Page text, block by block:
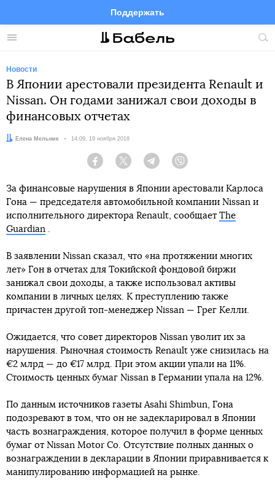
Меню
Поддержать
FacebookTelegramTwitter
Новости
В Японии арестовали президента Renault и
Nissan. Он годами занижал свои доходы в
финансовых отчетах
Автор:Елена Мельник Дата:
14:09, 19 ноября 2018
Facebook Twitter Telegram
За финансовые нарушения в Японии арестовали Карлоса
Гона — председателя автомобильной компании Nissan и
исполнительного директора Renault, сообщает The
Guardian .
В заявлении Nissan сказал, что «на протяжении многих
лет» Гон в отчетах для Токийской фондовой биржи
занижал свои доходы, а также использовал активы
компании в личных целях. К преступлению также
причастен другой топ-менеджер Nissan — Грег Келли.
Ожидается, что совет директоров Nissan уволит их за
нарушения. Рыночная стоимость Renault уже снизилась на
€2 млрд — до €17 млрд. При этом акции упали на 11%.
Стоимость ценных бумаг Nissan в Германии упала на 12%.
По данным источников газеты Asahi Shimbun, Гона
подозревают в том, что он не задекларировал в Японии
часть вознаграждения, которое получил в форме ценных
бумаг от Nissan Motor Co. Отсутствие полных данных о
вознаграждении в декларации в Японии приравнивается к
манипулированию информацией на рынке.